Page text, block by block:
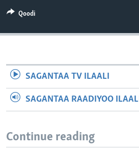
Qoodi
SAGANTAA TV ILAALI
SAGANTAA RAADIYOO ILAALI
Continue reading